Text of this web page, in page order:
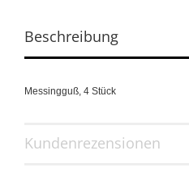
Beschreibung
Messingguß, 4 Stück
Kundenrezensionen